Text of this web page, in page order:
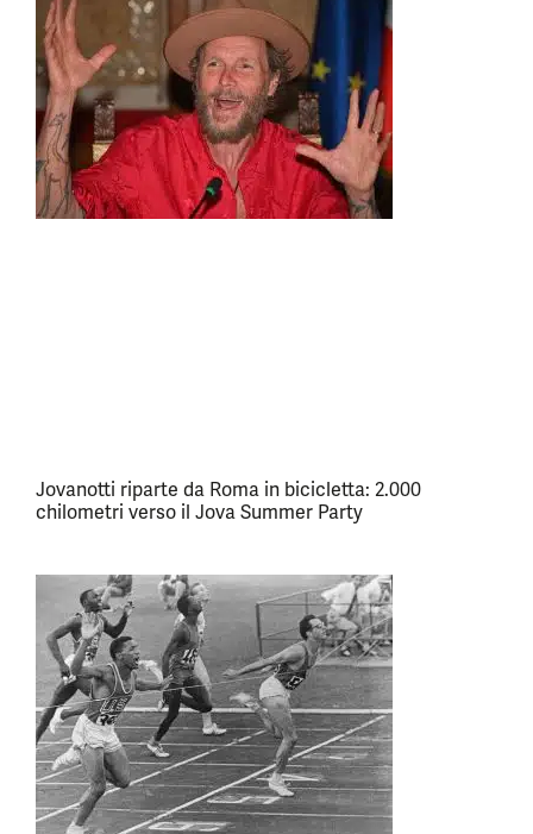
Jovanotti riparte da Roma in bicicletta: 2.000
chilometri verso il Jova Summer Party